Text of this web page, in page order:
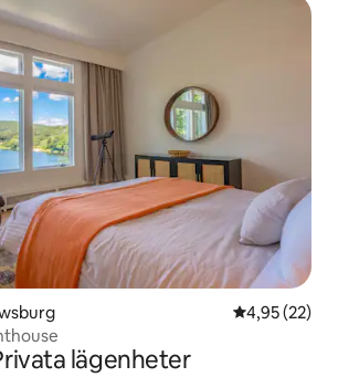
4,95 av 5 i
4,95 (22)
lägenheter